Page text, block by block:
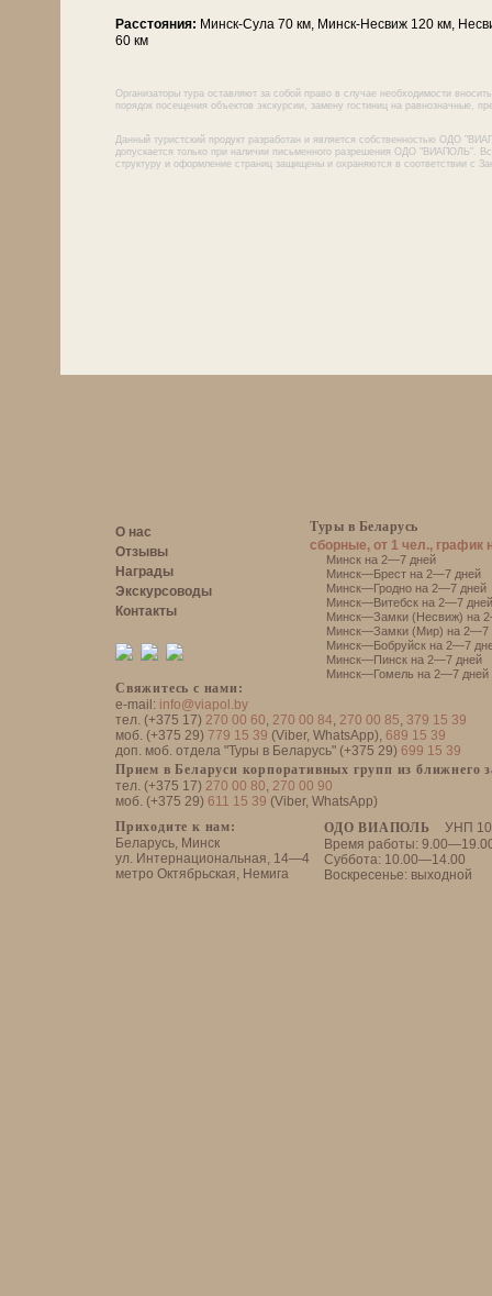
Расстояния: Минск-Сула 70 км, Минск-Несвиж 120 км,
60 км
Организаторы тура оставляют за собой право в случае необходимости
порядок посещения объектов экскурсии, замену гостиниц на равнозначные,
Данный туристский продукт разработан и является собственностью ОДО
допускается только при наличии письменного разрешения ОДО "ВИАПОЛЬ".
структуру и оформление страниц защищены и охраняются в соответствии с
О нас
Отзывы
Награды
Экскурсоводы
Контакты
Свяжитесь с нами:
e-mail: info@viapol.by
тел. (+375 17) 270 00 60, 270 00 84, 270 00 85, 379 15 39
моб. (+375 29) 779 15 39 (Viber, WhatsApp), 689 15 39
доп. моб. отдела "Туры в Беларусь" (+375 29) 699 15 39
Прием в Беларуси корпоративных групп из ближнего
тел. (+375 17) 270 00 80, 270 00 90
моб. (+375 29) 611 15 39 (Viber, WhatsApp)
ОДО ВИАПОЛЬ
УНП
Время работы:
Суббота: 10.00—14.00
Воскресенье: выходной
Приходите к нам:
Беларусь, Минск
ул. Интернациональная, 14—4
метро Октябрьская, Немига
Туры в Беларусь
сборные, от 1 чел., график
Минск на 2—7 дней
Минск—Брест на 2—7 дней
Минск—Гродно на 2—7 дней
Минск—Витебск на 2—7 дней
Минск—Замки (Несвиж) на
Минск—Замки (Мир) на 2—7
Минск—Бобруйск на 2—7
Минск—Пинск на 2—7 дней
Минск—Гомель на 2—7 дней